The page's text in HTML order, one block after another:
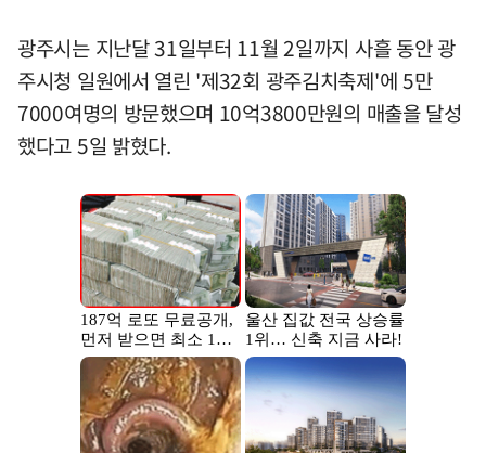
광주시는 지난달 31일부터 11월 2일까지 사흘 동안 광
주시청 일원에서 열린 '제32회 광주김치축제'에 5만
7000여명의 방문했으며 10억3800만원의 매출을 달성
했다고 5일 밝혔다.